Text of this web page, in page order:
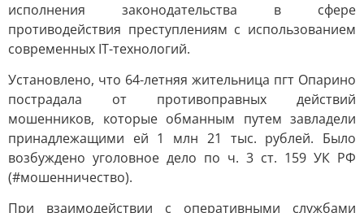
исполнения законодательства в сфере
противодействия преступлениям с использованием
современных IT-технологий.
Установлено, что 64-летняя жительница пгт Опарино
пострадала от противоправных действий
мошенников, которые обманным путем завладели
принадлежащими ей 1 млн 21 тыс. рублей. Было
возбуждено уголовное дело по ч. 3 ст. 159 УК РФ
(#мошенничество).
При взаимодействии с оперативными службами